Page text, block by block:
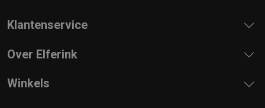
Klantenservice
Over Elferink
Winkels